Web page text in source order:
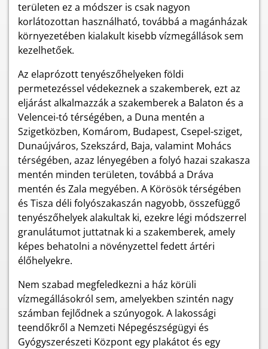
területen ez a módszer is csak nagyon
korlátozottan használható, továbbá a magánházak
környezetében kialakult kisebb vízmegállások sem
kezelhetőek.
Az elaprózott tenyészőhelyeken földi
permetezéssel védekeznek a szakemberek, ezt az
eljárást alkalmazzák a szakemberek a Balaton és a
Velencei-tó térségében, a Duna mentén a
Szigetközben, Komárom, Budapest, Csepel-sziget,
Dunaújváros, Szekszárd, Baja, valamint Mohács
térségében, azaz lényegében a folyó hazai szakasza
mentén minden területen, továbbá a Dráva
mentén és Zala megyében. A Körösök térségében
és Tisza déli folyószakaszán nagyobb, összefüggő
tenyészőhelyek alakultak ki, ezekre légi módszerrel
granulátumot juttatnak ki a szakemberek, amely
képes behatolni a növényzettel fedett ártéri
élőhelyekre.
Nem szabad megfeledkezni a ház körüli
vízmegállásokról sem, amelyekben szintén nagy
számban fejlődnek a szúnyogok. A lakossági
teendőkről a Nemzeti Népegészségügyi és
Gyógyszerészeti Központ egy plakátot és egy